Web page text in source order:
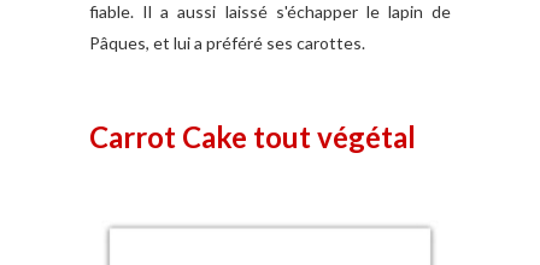
fiable. Il a aussi laissé s'échapper le lapin de
Pâques, et lui a préféré ses carottes.
Carrot Cake tout végétal